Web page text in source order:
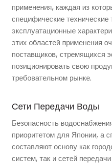
применения, каждая из
специфические технические
эксплуатационные
этих областей применения
поставщиков, стремящихся
позиционировать свою
требовательном рынке.
Сети Передачи Воды
Безопасность
приоритетом для Японии, а
составляют основу как
систем, так и сетей